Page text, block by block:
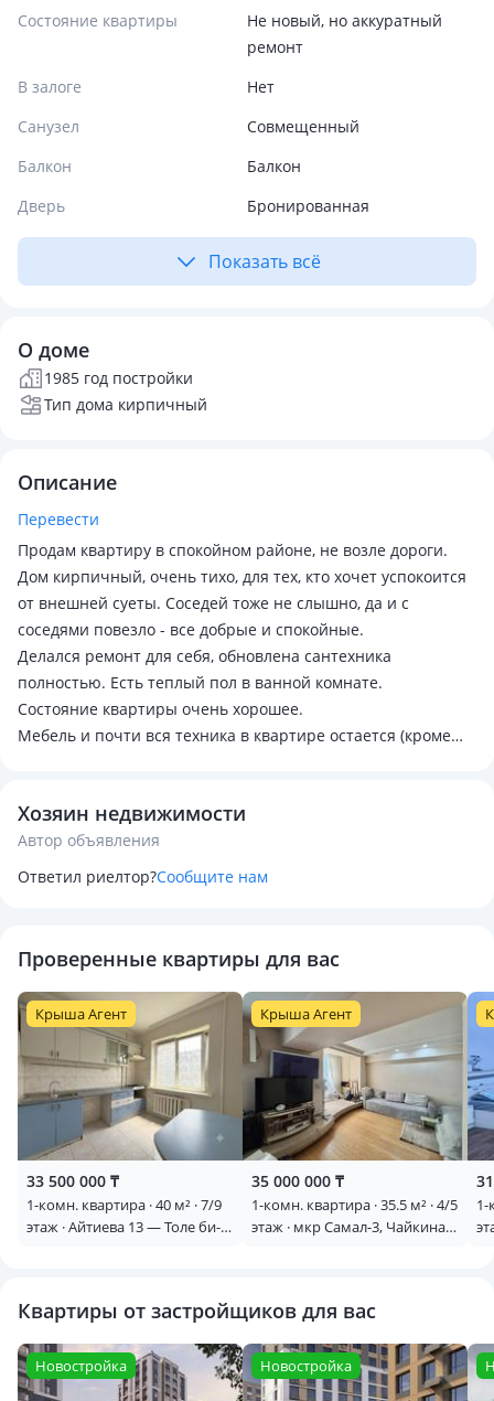
Состояние квартиры
Не новый, но аккуратный
ремонт
В залоге
Нет
Санузел
Совмещенный
Балкон
Балкон
Дверь
Бронированная
Показать всё
О доме
1985 год постройки
Тип дома кирпичный
Описание
Перевести
Продам квартиру в спокойном районе, не возле дороги.
Дом кирпичный, очень тихо, для тех, кто хочет успокоится
от внешней суеты. Соседей тоже не слышно, да и с
соседями повезло - все добрые и спокойные.
Делался ремонт для себя, обновлена сантехника
полностью. Есть теплый пол в ванной комнате.
Состояние квартиры очень хорошее.
Мебель и почти вся техника в квартире остается (кроме
Квартира в ипотеку подходит.
Хозяин недвижимости
Автор объявления
Ответил риелтор?Сообщите нам
Проверенные квартиры для вас
Крыша Агент
33 500 000 ₸
1-комн. квартира · 40 м² · 7/9
этаж · Айтиева 13 — Толе би-
Крыша Агент
35 000 000 ₸
1-комн. квартира · 35.5 м² · 4/5
этаж · мкр Самал-3, Чайкина
1-
Квартиры от застройщиков для вас
Новостройка Новостройка